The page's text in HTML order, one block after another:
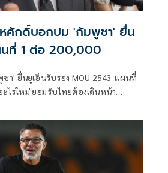
หศักดิ์บอกปม 'กัมพูชา' ยื่น
นที่ 1 ต่อ 200,000
า' ยื่นยูเอ็นรับรอง MOU 2543-แผนที่
ไรใหม่ ยอมรับไทยต้องเดินหน้า
มร​